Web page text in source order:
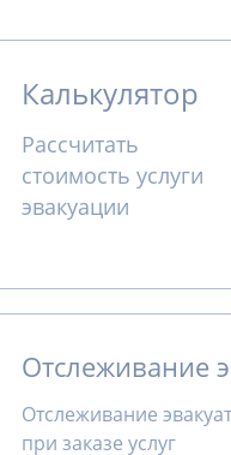
Калькулятор
Рассчитать
стоимость услуги
эвакуации
Отслеживание
Отслеживание
при заказе услуг